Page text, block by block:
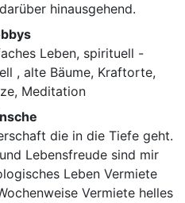
hinausgehend.
Leben, spirituell -
, alte Bäume, Kraftorte,
Meditation
die in die Tiefe geht.
Lebensfreude sind mir
Leben Vermiete
Vermiete helles